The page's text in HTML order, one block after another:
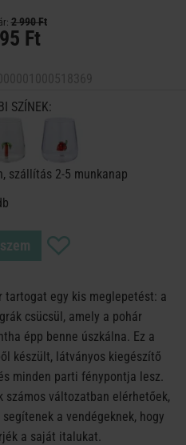
2 990 Ft
Ft
SZÍNEK:
szállítás 2-5 munkanap
tartogat egy kis meglepetést: a
csücsül, amely a pohár
épp benne úszkálna. Ez a
készült, látványos kiegészítő
minden parti fénypontja lesz.
számos változatban elérhetőek,
a vendégeknek, hogy
a saját italukat.